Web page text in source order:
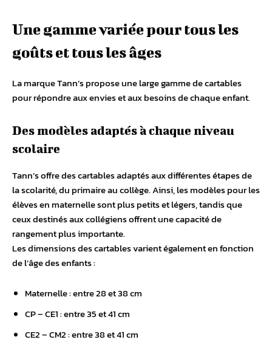
Une gamme variée pour tous les
goûts et tous les âges
La marque Tann’s propose une large gamme de cartables
pour répondre aux envies et aux besoins de chaque enfant.
Des modèles adaptés à chaque niveau
scolaire
Tann’s offre des cartables adaptés aux différentes étapes de
la scolarité, du primaire au collège. Ainsi, les modèles pour les
élèves en maternelle sont plus petits et légers, tandis que
ceux destinés aux collégiens offrent une capacité de
rangement plus importante.
Les dimensions des cartables varient également en fonction
de l’âge des enfants :
Maternelle : entre 28 et 38 cm
CP – CE1 : entre 35 et 41 cm
CE2 – CM2 : entre 38 et 41 cm